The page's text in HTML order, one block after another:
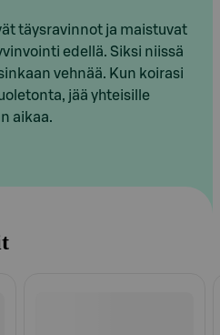
täysravinnot ja maistuvat
edellä. Siksi niissä
vehnää. Kun koirasi
jää yhteisille
aikaa.